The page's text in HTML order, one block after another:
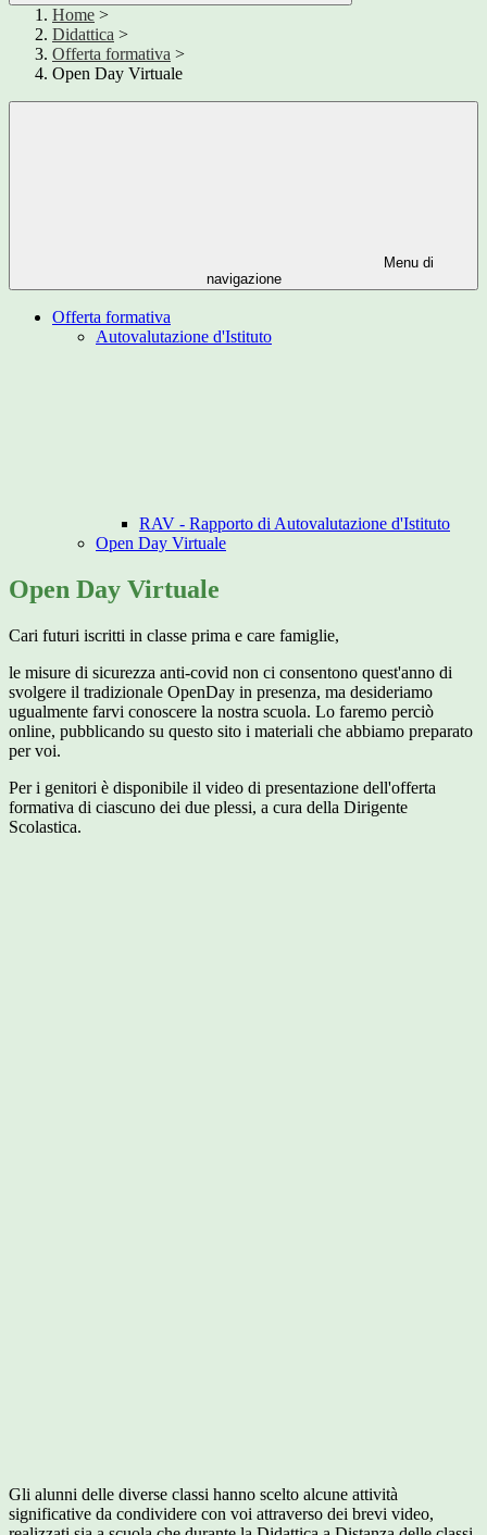
Home >
Didattica >
Offerta formativa >
Open Day Virtuale
Menu di
navigazione
Offerta formativa
Autovalutazione d'Istituto
RAV - Rapporto di Autovalutazione d'Istituto
Open Day Virtuale
Open Day Virtuale
Cari futuri iscritti in classe prima e care famiglie,
le misure di sicurezza anti-covid non ci consentono quest'anno di
svolgere il tradizionale OpenDay in presenza, ma desideriamo
ugualmente farvi conoscere la nostra scuola. Lo faremo perciò
online, pubblicando su questo sito i materiali che abbiamo preparato
per voi.
Per i genitori è disponibile il video di presentazione dell'offerta
formativa di ciascuno dei due plessi, a cura della Dirigente
Scolastica.
Gli alunni delle diverse classi hanno scelto alcune attività
significative da condividere con voi attraverso dei brevi video,